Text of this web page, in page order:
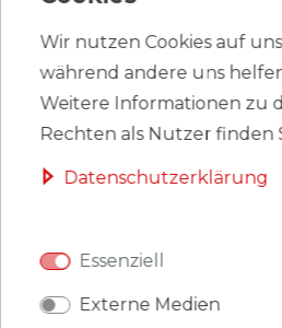
HERSTELLER
Verkehrsmittel: Zweiräder
Gebiet: Guinea
Ausgabeanlass: 2006
Wir nutzen Cookies auf
während andere uns
Weitere Informationen zu
Rechten als Nutzer finden
Daten­schutz­erklärung
Essenziell
Externe Medien